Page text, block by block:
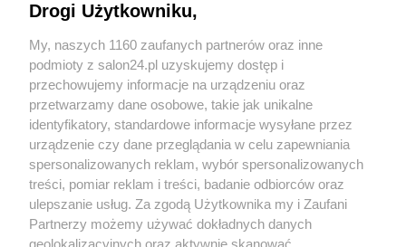
Sport
Społeczeństwo
Kultura
X Facebook Instagram Youtube
Drogi Użytkowniku,
My, naszych 1160 zaufanych partnerów oraz inne
podmioty z salon24.pl uzyskujemy dostęp i
przechowujemy informacje na urządzeniu oraz
przetwarzamy dane osobowe, takie jak unikalne
identyfikatory, standardowe informacje wysyłane przez
urządzenie czy dane przeglądania w celu zapewniania
spersonalizowanych reklam, wybór spersonalizowanych
treści, pomiar reklam i treści, badanie odbiorców oraz
ulepszanie usług. Za zgodą Użytkownika my i Zaufani
Partnerzy możemy używać dokładnych danych
geolokalizacyjnych oraz aktywnie skanować